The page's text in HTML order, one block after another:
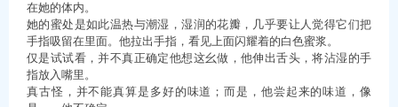
在她的体内。
她的蜜处是如此温热与潮湿，湿润的花瓣，几乎要让人觉得它们把
手指吸留在里面。他拉出手指，看见上面闪耀着的白色蜜浆。
仅是试试看，并不真正确定他想这幺做，他伸出舌头，将沾湿的手
指放入嘴里。
真古怪，并不能真算是多好的味道；而是，他尝起来的味道，像